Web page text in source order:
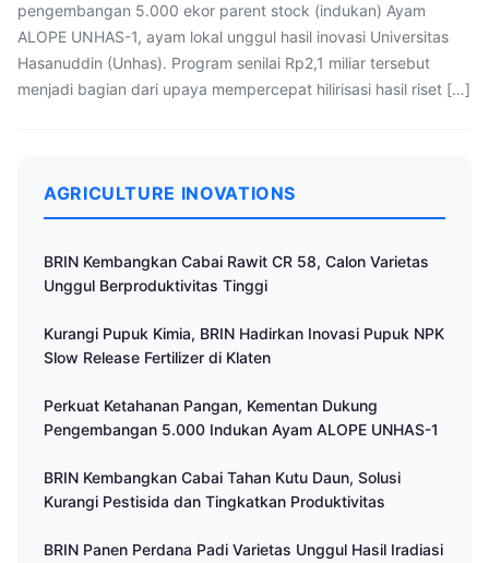
pengembangan 5.000 ekor parent stock (indukan) Ayam
ALOPE UNHAS-1, ayam lokal unggul hasil inovasi Universitas
Hasanuddin (Unhas). Program senilai Rp2,1 miliar tersebut
menjadi bagian dari upaya mempercepat hilirisasi hasil riset […]
AGRICULTURE INOVATIONS
BRIN Kembangkan Cabai Rawit CR 58, Calon Varietas
Unggul Berproduktivitas Tinggi
Kurangi Pupuk Kimia, BRIN Hadirkan Inovasi Pupuk NPK
Slow Release Fertilizer di Klaten
Perkuat Ketahanan Pangan, Kementan Dukung
Pengembangan 5.000 Indukan Ayam ALOPE UNHAS-1
BRIN Kembangkan Cabai Tahan Kutu Daun, Solusi
Kurangi Pestisida dan Tingkatkan Produktivitas
BRIN Panen Perdana Padi Varietas Unggul Hasil Iradiasi